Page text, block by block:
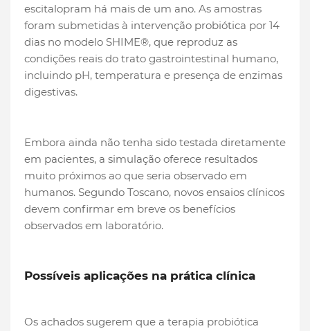
escitalopram há mais de um ano. As amostras
foram submetidas à intervenção probiótica por 14
dias no modelo SHIME®, que reproduz as
condições reais do trato gastrointestinal humano,
incluindo pH, temperatura e presença de enzimas
digestivas.
Embora ainda não tenha sido testada diretamente
em pacientes, a simulação oferece resultados
muito próximos ao que seria observado em
humanos. Segundo Toscano, novos ensaios clínicos
devem confirmar em breve os benefícios
observados em laboratório.
Possíveis aplicações na prática clínica
Os achados sugerem que a terapia probiótica